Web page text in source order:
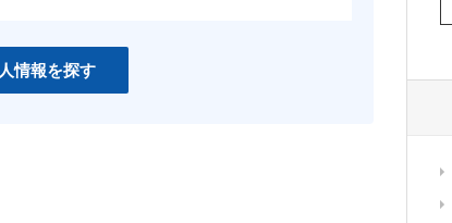
Unity
C＃
情報を探す